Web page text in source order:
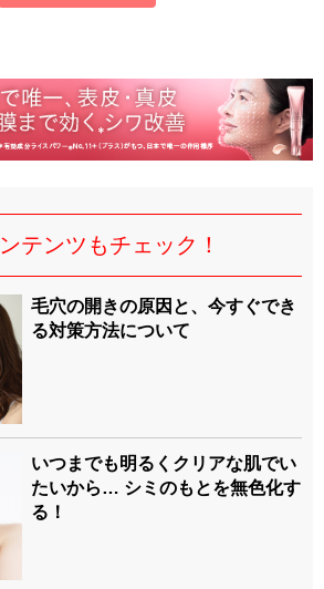
テンツもチェック！
毛穴の開きの原因と、今すぐでき
る対策方法について
いつまでも明るくクリアな肌でい
たいから… シミのもとを無色化す
る！